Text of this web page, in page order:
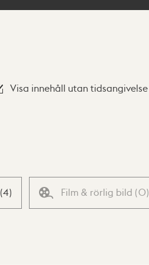
Visa innehåll utan tidsangivelse
(4) Film & rörlig bild (0)